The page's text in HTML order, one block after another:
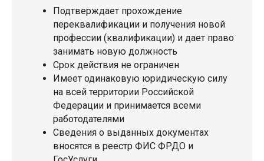
Подтверждает прохождение
переквалификации и получения новой
профессии (квалификации) и дает право
занимать новую должность
Срок действия не ограничен
Имеет одинаковую юридическую силу
на всей территории Российской
Федерации и принимается всеми
работодателями
Сведения о выданных документах
вносятся в реестр ФИС ФРДО и